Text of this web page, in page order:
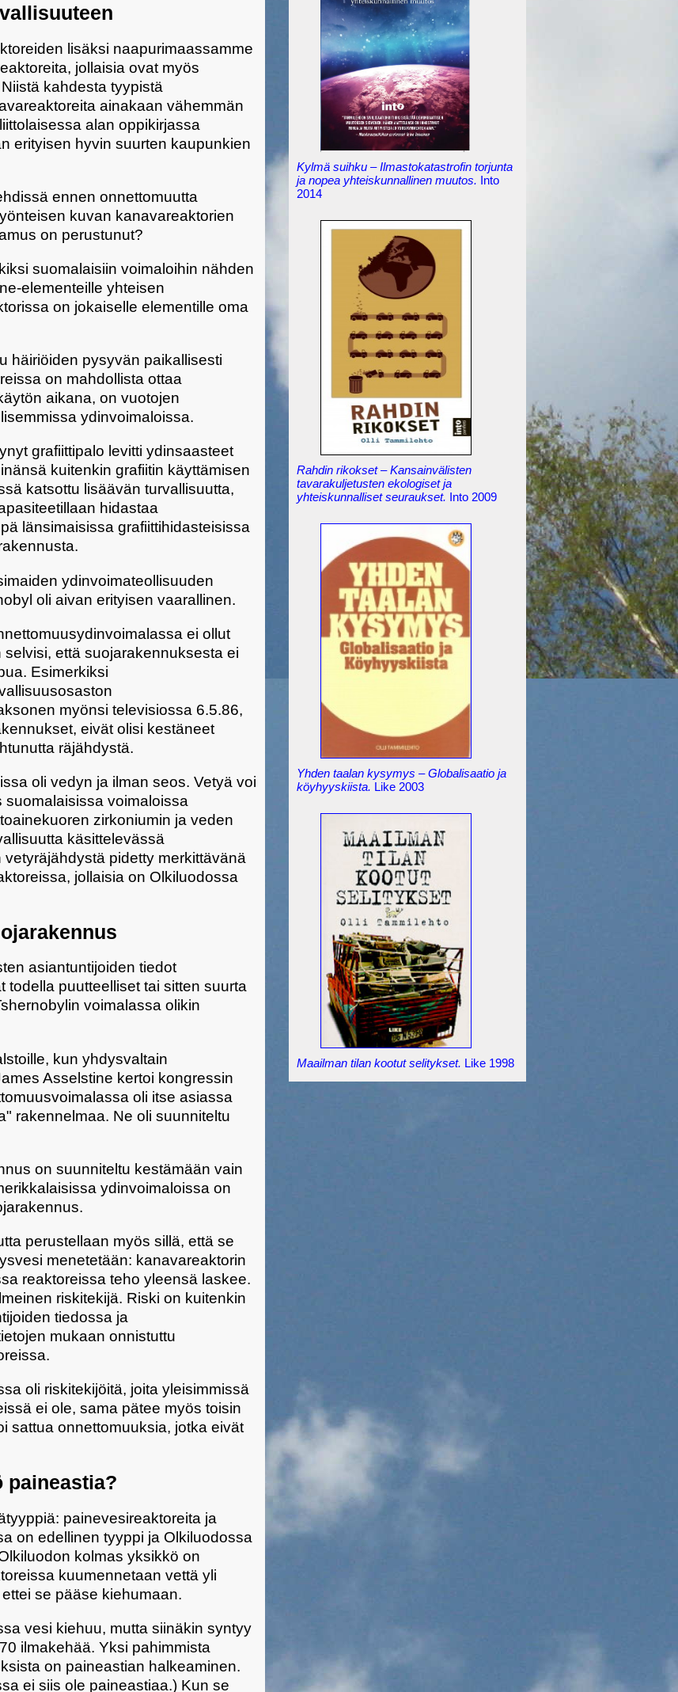
Kylmä suihku – Ilmastokatastrofin torjunta
ja nopea yhteiskunnallinen muutos. Into
2014
Rahdin rikokset – Kansainvälisten
tavarakuljetusten ekologiset ja
yhteiskunnalliset seuraukset. Into 2009
Yhden taalan kysymys – Globalisaatio ja
köyhyyskiista. Like 2003
Maailman tilan kootut selitykset. Like 1998
lisäksi naapurimaassamme
jollaisia ovat myös
kahdesta tyypistä
ainakaan vähemmän
alan oppikirjassa
erityisen hyvin suurten kaupunkien
ennen onnettomuutta
kuvan kanavareaktorien
on perustunut?
suomalaisiin voimaloihin nähden
elementeille yhteisen
on jokaiselle elementille oma
häiriöiden pysyvän paikallisesti
on mahdollista ottaa
aikana, on vuotojen
ydinvoimaloissa.
grafiittipalo levitti ydinsaasteet
kuitenkin grafiitin käyttämisen
katsottu lisäävän turvallisuutta,
hidastaa
länsimaisissa grafiittihidasteisissa
ydinvoimateollisuuden
oli aivan erityisen vaarallinen.
ei ollut
että suojarakennuksesta ei
Esimerkiksi
myönsi televisiossa 6.5.86,
eivät olisi kestäneet
räjähdystä.
oli vedyn ja ilman seos. Vetyä voi
voimaloissa
zirkoniumin ja veden
käsittelevässä
pidetty merkittävänä
jollaisia on Olkiluodossa
asiantuntijoiden tiedot
puutteelliset tai sitten suurta
voimalassa olikin
kun yhdysvaltain
Asselstine kertoi kongressin
oli itse asiassa
rakennelmaa. Ne oli suunniteltu
on suunniteltu kestämään vain
ydinvoimaloissa on
perustellaan myös sillä, että se
menetetään: kanavareaktorin
reaktoreissa teho yleensä laskee.
riskitekijä. Riski on kuitenkin
tiedossa ja
mukaan onnistuttu
oli riskitekijöitä, joita yleisimmissä
ei ole, sama pätee myös toisin
sattua onnettomuuksia, jotka eivät
paineastia?
painevesireaktoreita ja
on edellinen tyyppi ja Olkiluodossa
kolmas yksikkö on
kuumennetaan vettä yli
se pääse kiehumaan.
vesi kiehuu, mutta siinäkin syntyy
ilmakehää. Yksi pahimmista
on paineastian halkeaminen.
ei siis ole paineastiaa.) Kun se